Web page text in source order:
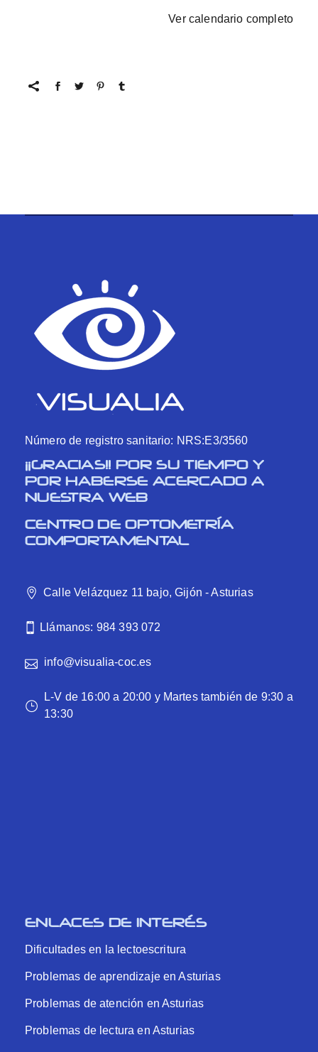
Ver calendario completo
Número de registro sanitario: NRS:E3/3560
¡¡GRACIAS!! POR SU TIEMPO Y
POR HABERSE ACERCADO A
NUESTRA WEB
CENTRO DE OPTOMETRÍA
COMPORTAMENTAL
Calle Velázquez 11 bajo, Gijón - Asturias
Llámanos: 984 393 072
info@visualia-coc.es
L-V de 16:00 a 20:00 y Martes también de 9:30 a
13:30
ENLACES DE INTERÉS
Dificultades en la lectoescritura
Problemas de aprendizaje en Asturias
Problemas de atención en Asturias
Problemas de lectura en Asturias